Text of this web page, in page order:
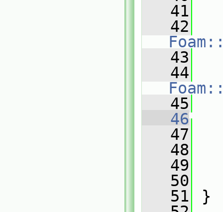
   41
   42
   43
   44
   45
   46
   47
   48
   49
   50
   51
}